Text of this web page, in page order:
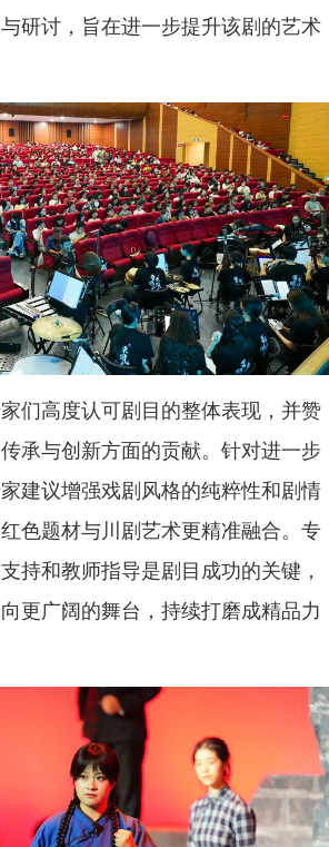
研讨，旨在进一步提升该剧的艺术
们高度认可剧目的整体表现，并赞
承与创新方面的贡献。针对进一步
建议增强戏剧风格的纯粹性和剧情
色题材与川剧艺术更精准融合。专
持和教师指导是剧目成功的关键，
更广阔的舞台，持续打磨成精品力